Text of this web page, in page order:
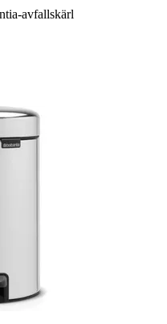
avfallskärl